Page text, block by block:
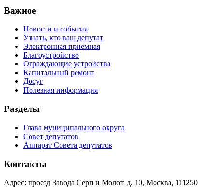
Важное
Новости и события
Узнать, кто ваш депутат
Электронная приемная
Благоустройство
Ограждающие устройства
Капитальный ремонт
Досуг
Полезная информация
Разделы
Глава муниципального округа
Совет депутатов
Аппарат Совета депутатов
Контакты
Адрес: проезд Завода Серп и Молот, д. 10, Москва, 111250